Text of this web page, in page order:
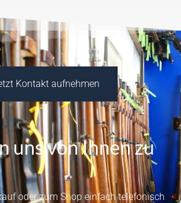
Kontakt aufnehmen
uns von Ihnen zu
oder zum Shop einfach telefonisch